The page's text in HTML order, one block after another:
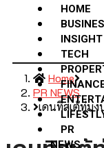
HOME
INSIGHT
TECH
PR
NEWS
Home
PR NEWS
เดนทิสเต้ทุ่ม